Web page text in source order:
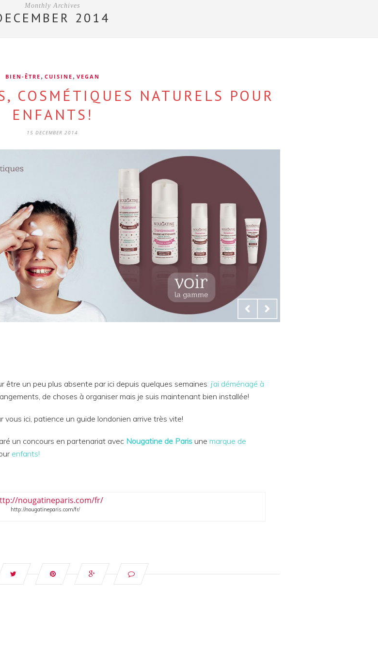
Monthly Archives
2014
BIEN-ÊTRE , CUISINE , VEGAN
COSMÉTIQUES NATURELS POUR
ENFANTS!
15 DECEMBER 2014
être un peu plus absente par ici depuis quelques semaines: j’ai déménagé à
de choses à organiser mais je suis maintenant bien installée!
vous ici, patience un guide londonien arrive très vite!
un concours en partenariat avec Nougatine de Paris une marque de
enfants!
http://nougatineparis.com/fr/